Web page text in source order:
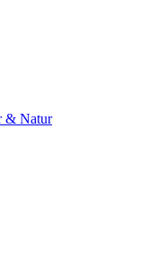
& Natur